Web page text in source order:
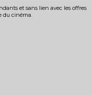
et sans lien avec les offres
du cinéma.